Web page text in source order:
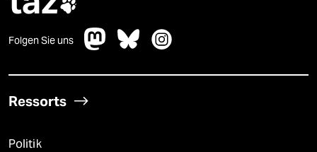

Folgen Sie uns
Ressorts
Politik